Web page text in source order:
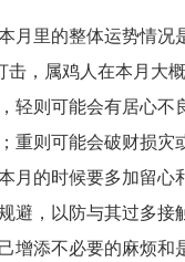
里的整体运势情况
击，属鸡人在本月大
轻则可能会有居心不
重则可能会破财损灾
月的时候要多加留心
避，以防与其过多接
增添不必要的麻烦和